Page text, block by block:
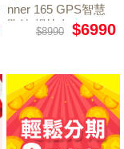
nner 165 GPS智慧
跑錶 暢快白
$8990 $6990